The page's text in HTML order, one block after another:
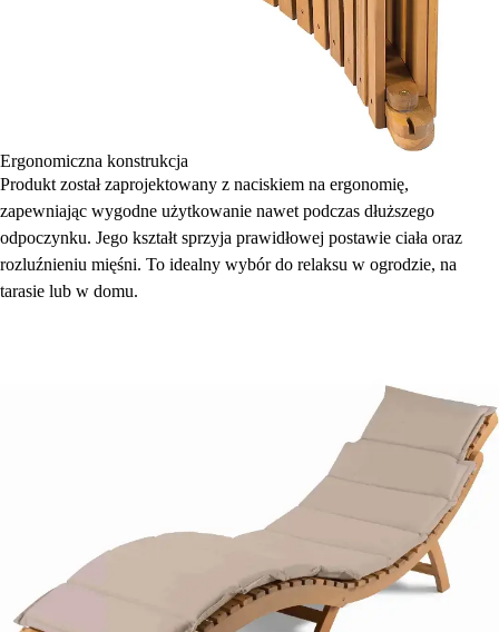
Ergonomiczna konstrukcja
Produkt został zaprojektowany z naciskiem na ergonomię,
zapewniając wygodne użytkowanie nawet podczas dłuższego
odpoczynku. Jego kształt sprzyja prawidłowej postawie ciała oraz
rozluźnieniu mięśni. To idealny wybór do relaksu w ogrodzie, na
tarasie lub w domu.